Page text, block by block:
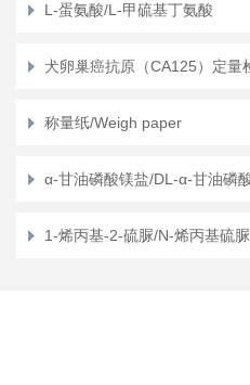
L-蛋氨酸/L-甲硫基丁氨酸
称量纸/Weigh paper
1-烯丙基-2-硫脲/N-烯丙基硫脲